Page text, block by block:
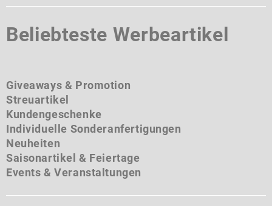
Beliebteste Werbeartikel
Giveaways & Promotion
Streuartikel
Kundengeschenke
Individuelle Sonderanfertigungen
Neuheiten
Saisonartikel & Feiertage
Events & Veranstaltungen